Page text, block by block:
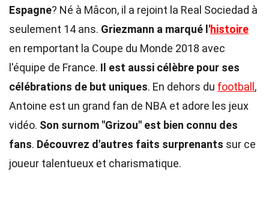
Espagne? Né à Mâcon, il a rejoint la Real Sociedad à
seulement 14 ans. Griezmann a marqué l'histoire
en remportant la Coupe du Monde 2018 avec
l'équipe de France. Il est aussi célèbre pour ses
célébrations de but uniques. En dehors du football ,
Antoine est un grand fan de NBA et adore les jeux
vidéo. Son surnom "Grizou" est bien connu des
fans. Découvrez d'autres faits surprenants sur ce
joueur talentueux et charismatique.